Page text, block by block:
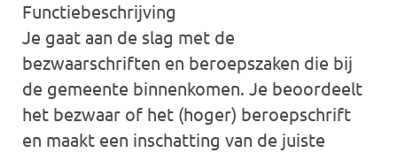
Functiebeschrijving
Je gaat aan de slag met de
bezwaarschriften en beroepszaken die bij
de gemeente binnenkomen. Je beoordeelt
het bezwaar of het (hoger) beroepschrift
en maakt een inschatting van de juiste